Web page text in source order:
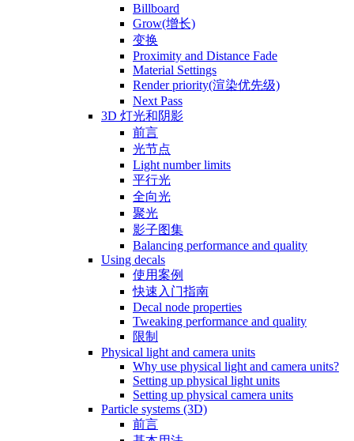
Billboard
Grow(增长)
变换
Proximity and Distance Fade
Material Settings
Render priority(渲染优先级)
Next Pass
3D 灯光和阴影
前言
光节点
Light number limits
平行光
全向光
聚光
影子图集
Balancing performance and quality
Using decals
使用案例
快速入门指南
Decal node properties
Tweaking performance and quality
限制
Physical light and camera units
Why use physical light and camera units?
Setting up physical light units
Setting up physical camera units
Particle systems (3D)
前言